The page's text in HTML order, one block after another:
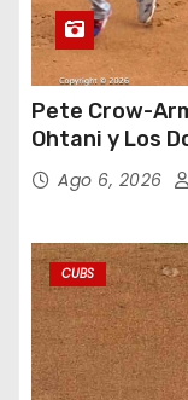
Pete Crow-
Ohtani y Los
Ago 6, 2026
CUBS